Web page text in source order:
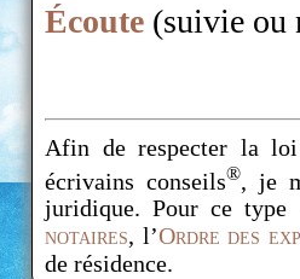
Écoute (suivie ou
Afin de respecter la loi
écrivains conseils®, je
juridique. Pour ce
notaires, l’Ordre des
de résidence.